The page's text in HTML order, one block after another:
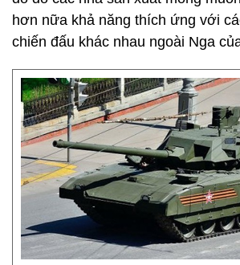
hơn nữa khả năng thích ứng với
chiến đấu khác nhau ngoài Nga